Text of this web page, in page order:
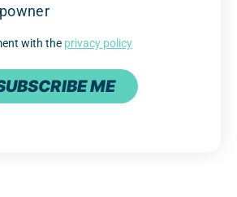
with the privacy policy
ME